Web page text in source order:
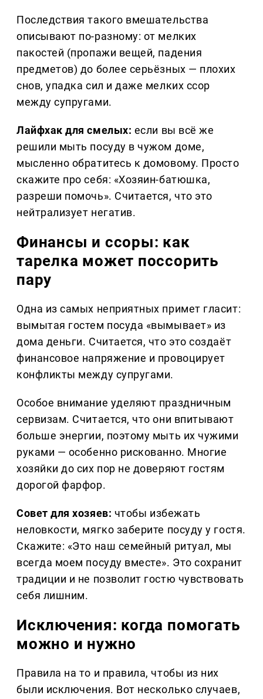
Последствия такого вмешательства
описывают по-разному: от мелких
пакостей (пропажи вещей, падения
предметов) до более серьёзных — плохих
снов, упадка сил и даже мелких ссор
между супругами.
Лайфхак для смелых: если вы всё же
решили мыть посуду в чужом доме,
мысленно обратитесь к домовому. Просто
скажите про себя: «Хозяин-батюшка,
разреши помочь». Считается, что это
нейтрализует негатив.
Финансы и ссоры: как
тарелка может поссорить
пару
Одна из самых неприятных примет гласит:
вымытая гостем посуда «вымывает» из
дома деньги. Считается, что это создаёт
финансовое напряжение и провоцирует
конфликты между супругами.
Особое внимание уделяют праздничным
сервизам. Считается, что они впитывают
больше энергии, поэтому мыть их чужими
руками — особенно рискованно. Многие
хозяйки до сих пор не доверяют гостям
дорогой фарфор.
Совет для хозяев: чтобы избежать
неловкости, мягко заберите посуду у гостя.
Скажите: «Это наш семейный ритуал, мы
всегда моем посуду вместе». Это сохранит
традиции и не позволит гостю чувствовать
себя лишним.
Исключения: когда помогать
можно и нужно
Правила на то и правила, чтобы из них
были исключения. Вот несколько случаев,